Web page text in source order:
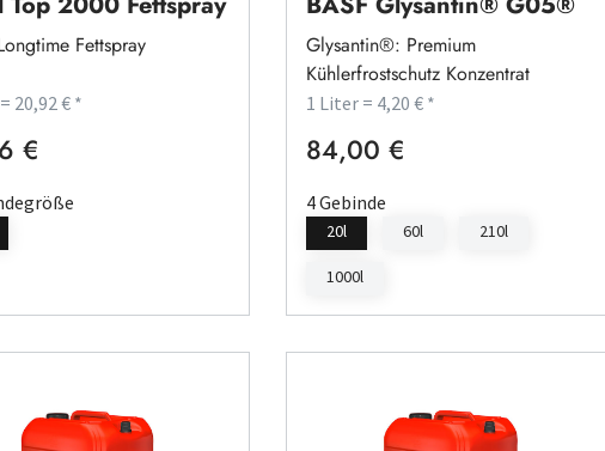
Fettspray
20,92 € *
Preis:
€
Glysantin®: Premium
Kühlerfrostschutz Konzentrat
1 Liter = 4,20 € *
Regulärer Preis:
84,00 €
4 Gebinde
20l 60l 210l
1000l